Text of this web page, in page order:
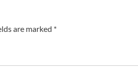
are marked *